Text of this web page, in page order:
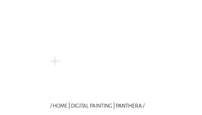
/HOME DIGITAL PAINTING | PANTHERA /